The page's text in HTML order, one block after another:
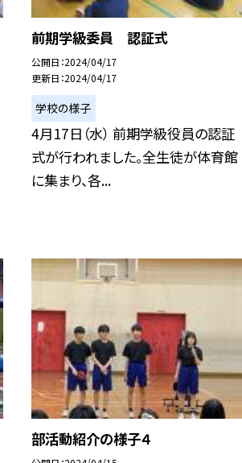
前期学級委員 認証式
公開日 2024/04/17
更新日 2024/04/17
学校の様子
4月17日（水） 前期学級役員の認証
式が行われました。全生徒が体育館
に集まり、各...
部活動紹介の様子４